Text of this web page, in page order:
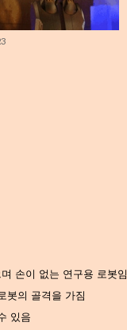
손이 없는 연구용 로봇임
봇의 골격을 가짐
있음